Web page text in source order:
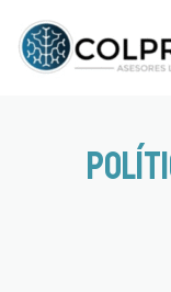
contenido